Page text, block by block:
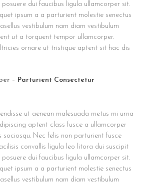
posuere dui faucibus ligula ullamcorper sit.
ipsum a a parturient molestie senectus
vestibulum nam diam vestibulum
ut a torquent tempor ullamcorper.
ornare ut tristique aptent sit hac dis
– Parturient Consectetur
ut aenean malesuada metus mi urna
aptent class fusce a ullamcorper
sociosqu. Nec felis non parturient fusce
convallis ligula leo litora dui suscipit
posuere dui faucibus ligula ullamcorper sit.
ipsum a a parturient molestie senectus
vestibulum nam diam vestibulum